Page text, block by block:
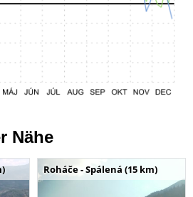
Nähe
Roháče - Spálená (15 km)